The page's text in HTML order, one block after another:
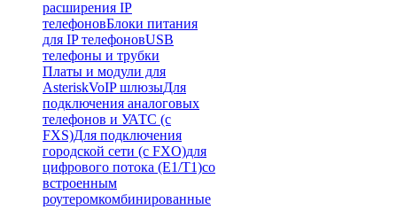
расширения IP
телефоновБлоки питания
для IP телефоновUSB
телефоны и трубки
Платы и модули для
AsteriskVoIP шлюзыДля
подключения аналоговых
телефонов и УАТС (с
FXS)Для подключения
городской сети (с FXO)для
цифрового потока (E1/T1)со
встроенным
роутеромкомбинированные